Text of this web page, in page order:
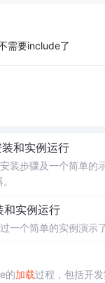
需要include了
和实例运行
装步骤及一个简单的
和实例运行
一个简单的实例演示
的加载过程，包括开